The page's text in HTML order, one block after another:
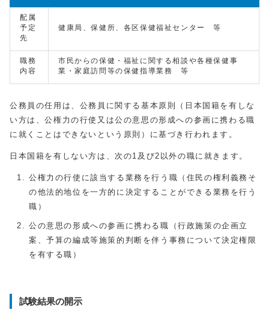
配属
予定
先
健康局、保健所、各区保健福祉センター 等
職務
内容
市民からの保健・福祉に関する相談や各種保健事
業・家庭訪問等の保健指導業務 等
公務員の任用は、公務員に関する基本原則（日本国籍を有しな
い方は、公権力の行使又は公の意思の形成への参画に携わる職
に就くことはできないという原則）に基づき行われます。
日本国籍を有しない方は、次の1及び2以外の職に就きます。
公権力の行使に該当する業務を行う職（住民の権利義務そ
の他法的地位を一方的に決定することができる業務を行う
職）
公の意思の形成への参画に携わる職（行政施策の企画立
案、予算の編成等施策的判断を伴う事務について決定権限
を有する職）
試験結果の開示